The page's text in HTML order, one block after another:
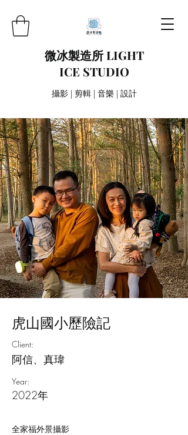
微冰製造所 LIGHT
ICE STUDIO
攝影 | 剪輯 | 音樂 | 設計
虎山國小歷險記
Client:
阿信、真瑋
Year:
2022年
全家福外景攝影